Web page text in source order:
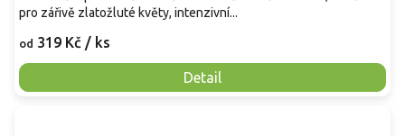
od 319 Kč / ks
Detail
pro zářivě zlatožluté květy, intenzivní...